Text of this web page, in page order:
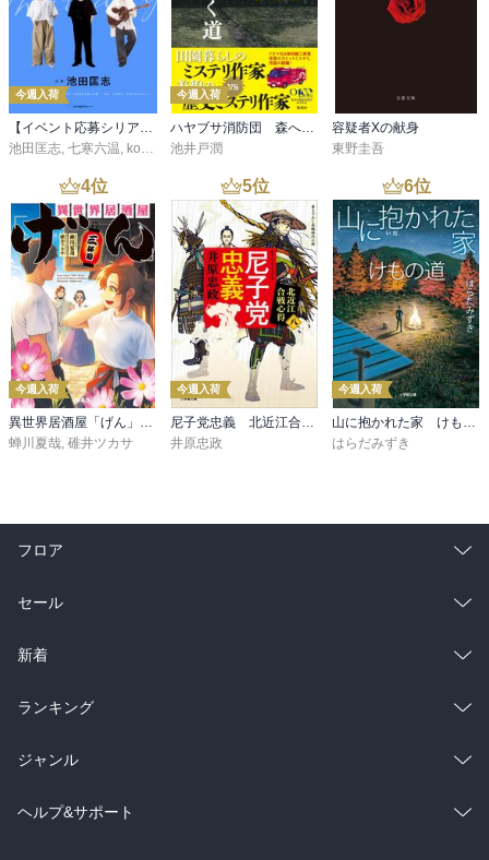
今週入荷
【イベント応募シリアルコード付】池田匡志出演・オーディオフォトブック「あの日」SPECIAL EDITION（音声／動画付）
池田匡志, 七寒六温, konoko58 ,村崎キコ
今週入荷
ハヤブサ消防団 森へつづく道
池井戸潤
容疑者Xの献身
東野圭吾
4位
今週入荷
蝉川夏哉 碓井ツカサ
5位
今週入荷
井原忠政
6位
今週入荷
はらだみずき
フロア
総合
ラノベ
雑誌・グラビア
BL・TL
セール
総合
ラノベ
雑誌・グラビア
BL・TL
新着
総合
ラノベ
雑誌・グラビア
ランキング
総合
ラノベ
ジャンル
コミック
ヘルプ&サポート